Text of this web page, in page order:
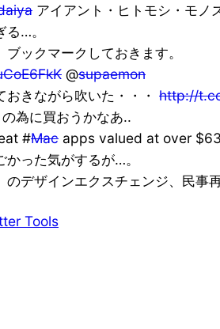
アイアント・ヒトモシ・モノ
る…。
ブックマークしておきます。
@supaemon
おきながら吹いた・・・ http://
為に買おうかなあ..
#Mac apps valued at over
かった気がするが…。
のデザインエクスチェンジ、民事
Tools